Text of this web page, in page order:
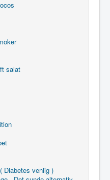
salat
Diabetes venlig )